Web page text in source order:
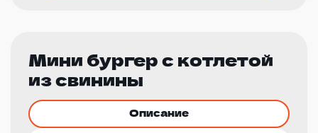
Мини бургер с котлетой
из свинины
Описание